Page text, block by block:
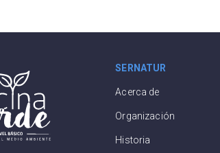
SERNATUR
Acerca de
Organización
Historia